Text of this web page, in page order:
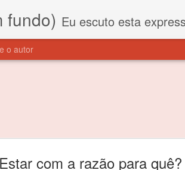
fundo) Eu escuto esta expressão "saco de filó" desde criança. Para quem não sabe, filó
o autor
Estar com a razão para quê?